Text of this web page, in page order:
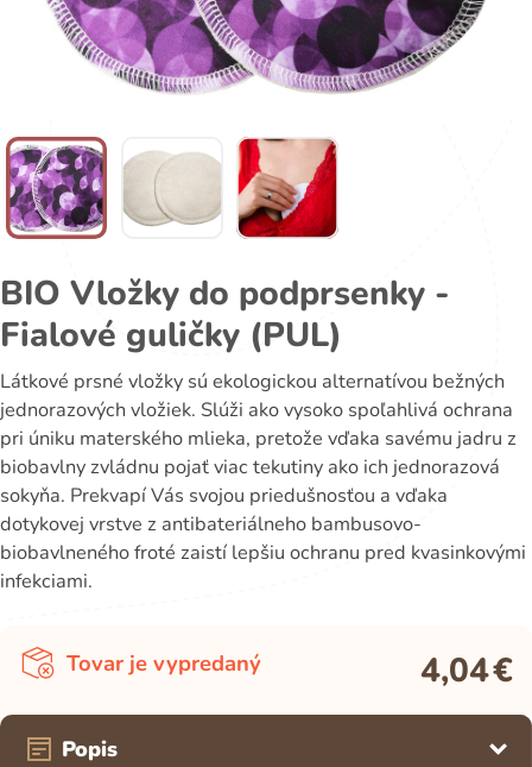
BIO Vložky do podprsenky -
Fialové guličky (PUL)
Látkové prsné vložky sú ekologickou alternatívou bežných
jednorazových vložiek. Slúži ako vysoko spoľahlivá ochrana
pri úniku materského mlieka, pretože vďaka savému jadru z
biobavlny zvládnu pojať viac tekutiny ako ich jednorazová
sokyňa. Prekvapí Vás svojou priedušnosťou a vďaka
dotykovej vrstve z antibateriálneho bambusovo-
biobavlneného froté zaistí lepšiu ochranu pred kvasinkovými
infekciami.
Tovar je vypredaný 4,04€
Popis